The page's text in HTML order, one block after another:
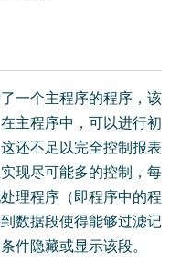
个主程序的程序，该
主程序中，可以进行初
还不足以完全控制报表
现尽可能多的控制，每
理程序（即程序中的程
数据段使得能够过滤记
件隐藏或显示该段。